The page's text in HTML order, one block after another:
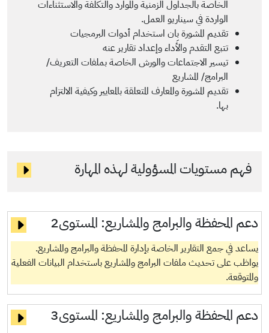
الخاصة بالجداول الزمنية والموارد والتكلفة والاستثناءات
الواردة في سيناريو العمل.
تقديم المشورة بِان استخدام أدوات البرمجيات
تتبع التقدم والأداء وإعداد تقارير عنه
تيسير الاجتماعات والورش الخاصة بملفات التعريف/
البرامج/ المشاريع
تقديم المشورة والمعارف المتعلقة بالمعايير وكيفية الالتزام
بها.
فهم مستويات المسؤولية لهذه المهارة
دعم المحفظة والبرامج والمشاريع: المستوى2
يساعد في جمع التقارير الخاصة بإدارة المحفظة والبرامج والمشاريع.
يواظب على تحديث ملفات البرامج والمشاريع باستخدام البيانات الفعلية
والمتوقعة.
دعم المحفظة والبرامج والمشاريع: المستوى3